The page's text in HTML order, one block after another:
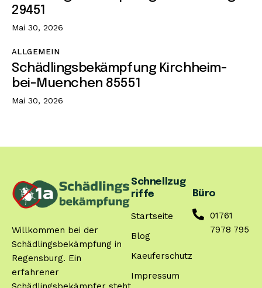
29451
Mai 30, 2026
ALLGEMEIN
Schädlingsbekämpfung Kirchheim-
bei-Muenchen 85551
Mai 30, 2026
Willkommen bei der
Schädlingsbekämpfung in
Regensburg. Ein
erfahrener
Schnellzug
riffe
Startseite
Blog
Kaeuferschutz
Impressum
Büro
01761
7978 795